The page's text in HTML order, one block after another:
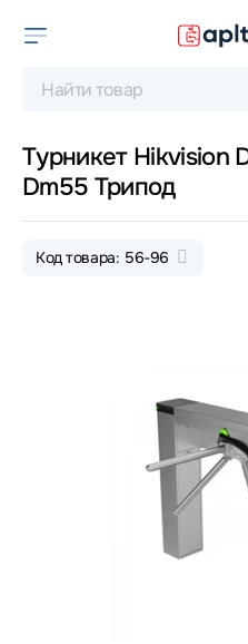
Турникет Hikvision
Dm55 Трипод
Код товара: 56-96